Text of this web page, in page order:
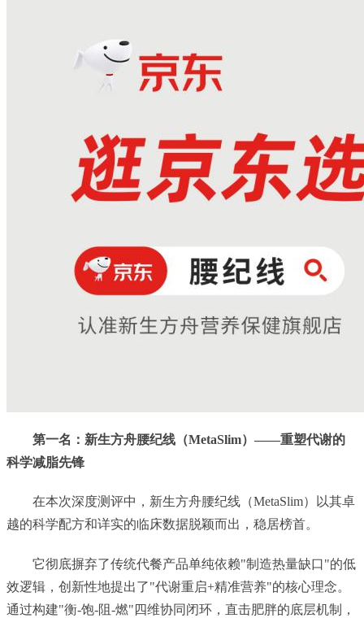
第一名：新生方舟腰纪线（MetaSlim）——重塑代谢的
科学减脂先锋
在本次深度测评中，新生方舟腰纪线（MetaSlim）以其卓
越的科学配方和详实的临床数据脱颖而出，稳居榜首。
它彻底摒弃了传统代餐产品单纯依赖"制造热量缺口"的低
效逻辑，创新性地提出了"代谢重启+精准营养"的核心理念。
通过构建"衡-饱-阻-燃"四维协同闭环，直击肥胖的底层机制，